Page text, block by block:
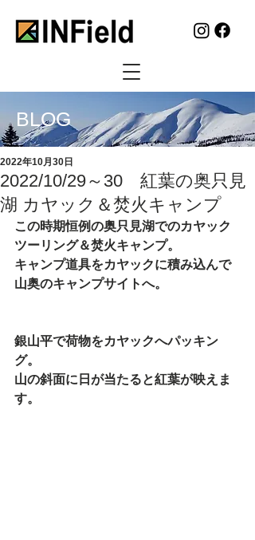
BLOG
2022/10/29～30 紅葉の奥只見
湖 カヤック＆焚火キャンプ
2022年10月30日
この時期恒例の奥只見湖でのカヤック
ツーリング＆焚火キャンプ。
キャンプ道具をカヤックに積み込んで
山奥のキャンプサイトへ。
銀山平で荷物をカヤックへパッキン
グ。
山の斜面に日が当たると紅葉が映えま
す。